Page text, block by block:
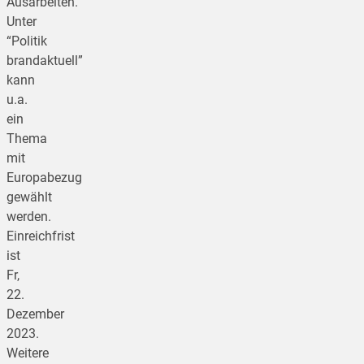
Unter
“Politik
brandaktuell”
kann
u.a.
ein
Thema
mit
Europabezug
gewählt
werden.
Einreichfrist
ist
Fr,
22.
Dezember
2023.
Weitere